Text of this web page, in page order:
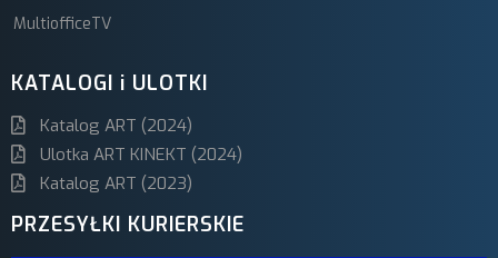
MultiofficeTV
KATALOGI i ULOTKI
Katalog ART (2024)
Ulotka ART KINEKT (2024)
Katalog ART (2023)
PRZESYŁKI KURIERSKIE